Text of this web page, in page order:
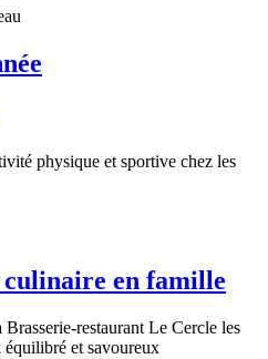
physique et sportive chez les
en famille
restaurant Le Cercle les
équilibré et savoureux